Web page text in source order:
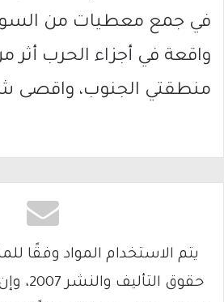
في جمع معطيات من
واقعة في أجزاء الحرب أثر
منطقتي الجنوب، واقصى
حقوق